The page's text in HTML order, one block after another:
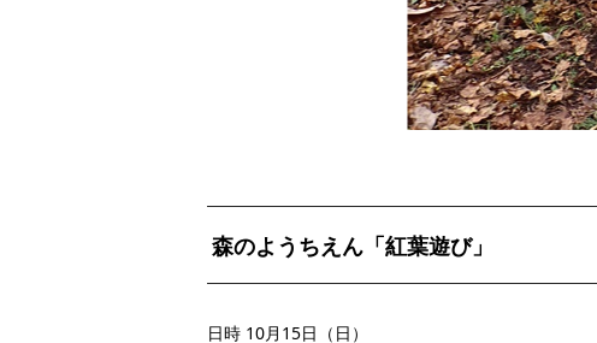
森のようちえん「紅葉遊び」
日時 10月15日（日）